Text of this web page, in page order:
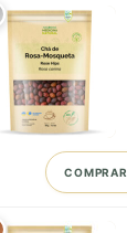
COMPRAR